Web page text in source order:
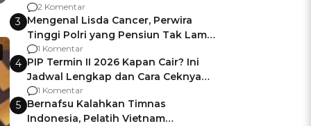
Pemalang
2 Komentar
3 Mengenal Lisda Cancer, Perwira
Tinggi Polri yang Pensiun Tak Lama
Usai Jadi Brigjen
1 Komentar
4 PIP Termin II 2026 Kapan Cair? Ini
Jadwal Lengkap dan Cara Ceknya
agar Dana Tidak Hangus!
1 Komentar
5 Bernafsu Kalahkan Timnas
Indonesia, Pelatih Vietnam